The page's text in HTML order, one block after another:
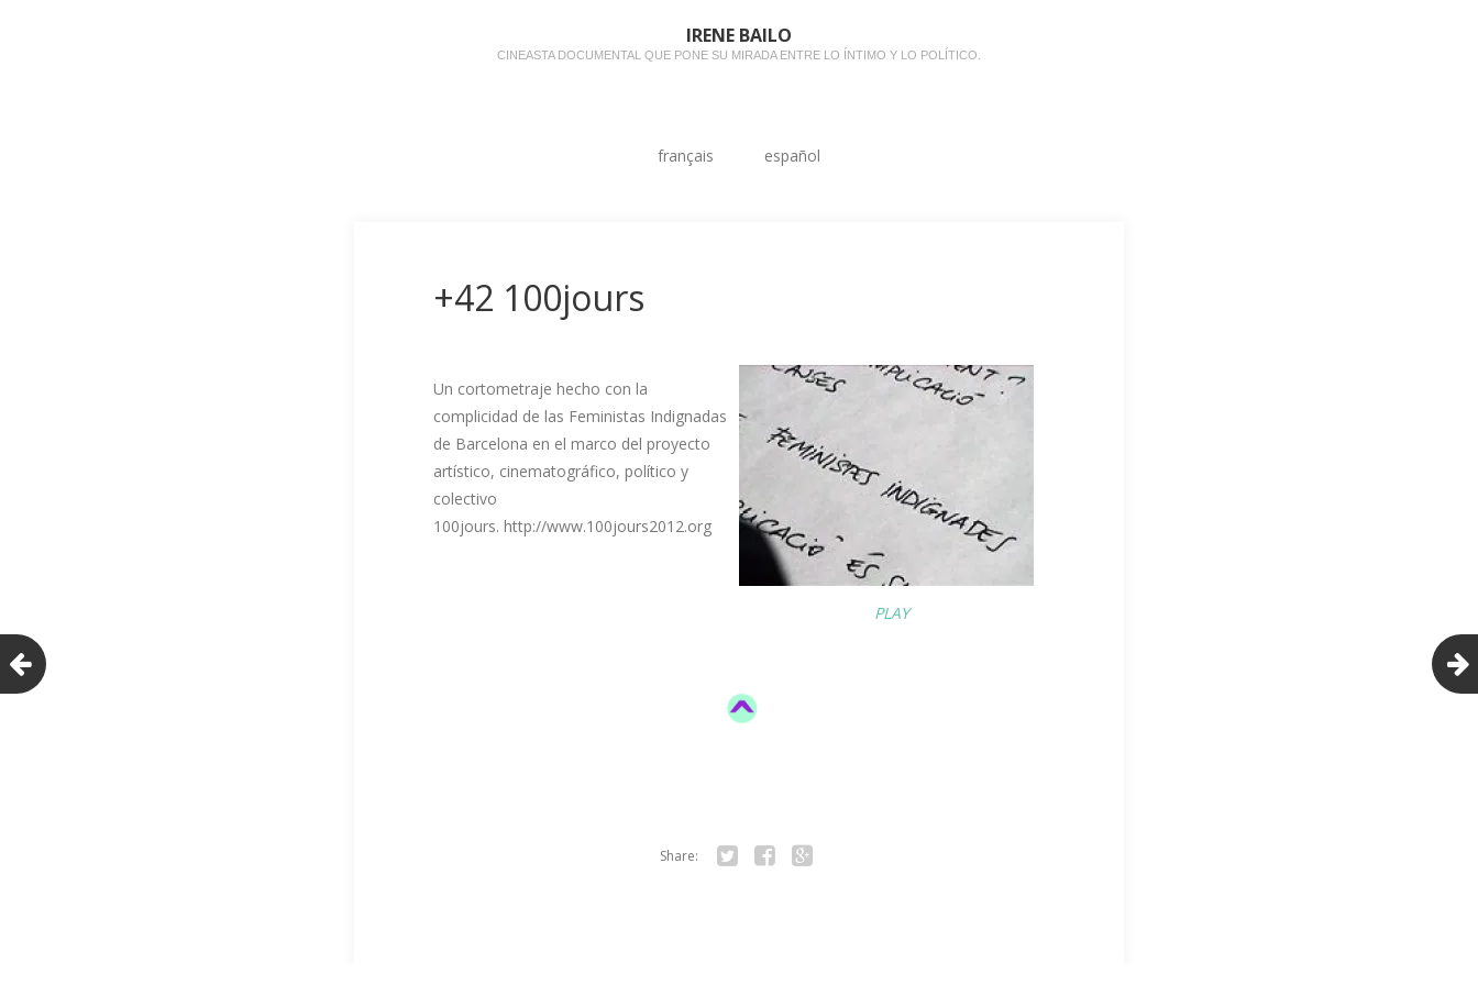
IRENE BAILO
CINEASTA DOCUMENTAL QUE PONE SU MIRADA ENTRE LO ÍNTIMO Y LO POLÍTICO.
français español
+42 100jours
PLAY
Un cortometraje hecho con la
complicidad de las Feministas Indignadas
de Barcelona en el marco del proyecto
artístico, cinematográfico, político y
colectivo
100jours. http://www.100jours2012.org
Share: